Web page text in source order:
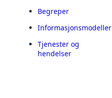
Begreper
Informasjonsmodeller
Tjenester og
hendelser